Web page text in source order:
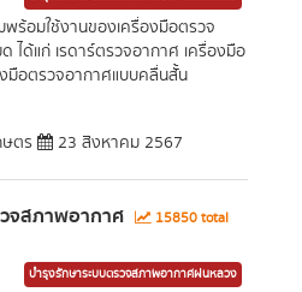
ร้อมใช้งานของเครื่องมือตรวจ
ด้แก่ เรดาร์ตรวจอากาศ เครื่องมือ
มือตรวจอากาศแบบคลื่นสั้น
ษตร 23 สิงหาคม 2567
จสภาพอากาศ
15850 total
บำรุงรักษาระบบตรวจสภาพอากาศฝนหลวง